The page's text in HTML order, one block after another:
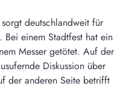
deutschlandweit für
Bei einem Stadtfest hat ein
Messer getötet. Auf der
Diskussion über
der anderen Seite betrifft